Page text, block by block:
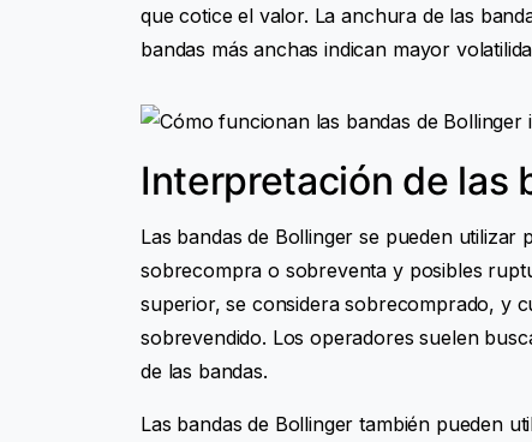
que cotice el valor. La anchura de las
bandas más anchas indican mayor
Interpretación de las
Las bandas de Bollinger se pueden utilizar
sobrecompra o sobreventa y posibles
superior, se considera sobrecomprado, y
sobrevendido. Los operadores suelen
de las bandas.
Las bandas de Bollinger también pueden